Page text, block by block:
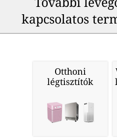
kapcsolatos
Otthoni
légtisztítók